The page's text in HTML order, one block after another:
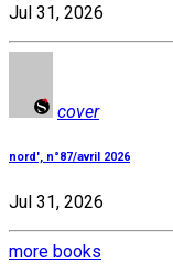
Jul 31, 2026
cover
nord', n°87/avril 2026
Jul 31, 2026
more books